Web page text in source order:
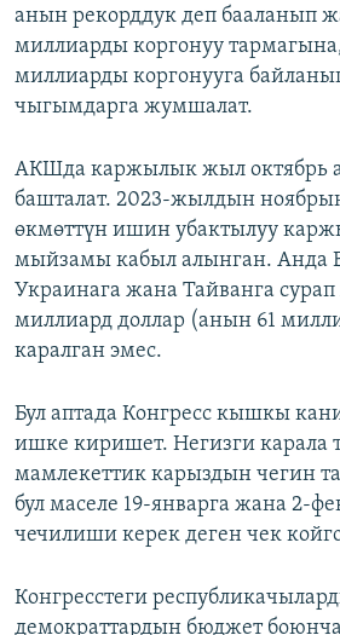
анын рекорддук деп бааланып
миллиарды коргонуу
миллиарды коргонууга
чыгымдарга жумшалат.
АКШда каржылык жыл октябрь
башталат. 2023-жылдын
өкмөттүн ишин убактылуу
мыйзамы кабыл алынган. Анда
Украинага жана Тайванга
миллиард доллар (анын 61
каралган эмес.
Бул аптада Конгресс кышкы
ишке киришет. Негизги карала
мамлекеттик карыздын чегин
бул маселе 19-январга жана 2-
чечилиши керек деген чек
Конгресстеги
демократтардын бюджет